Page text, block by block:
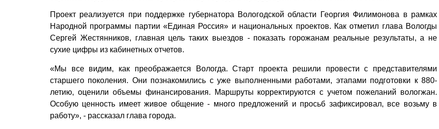
Проект реализуется при поддержке губернатора Вологодской области Георгия Филимонова в рамках
Народной программы партии «Единая Россия» и национальных проектов. Как отметил глава Вологды
Сергей Жестянников, главная цель таких выездов - показать горожанам реальные результаты, а не
сухие цифры из кабинетных отчетов.
«Мы все видим, как преображается Вологда. Старт проекта решили провести с представителями
старшего поколения. Они познакомились с уже выполненными работами, этапами подготовки к 880-
летию, оценили объемы финансирования. Маршруты корректируются с учетом пожеланий вологжан.
Особую ценность имеет живое общение - много предложений и просьб зафиксировал, все возьму в
работу», - рассказал глава города.